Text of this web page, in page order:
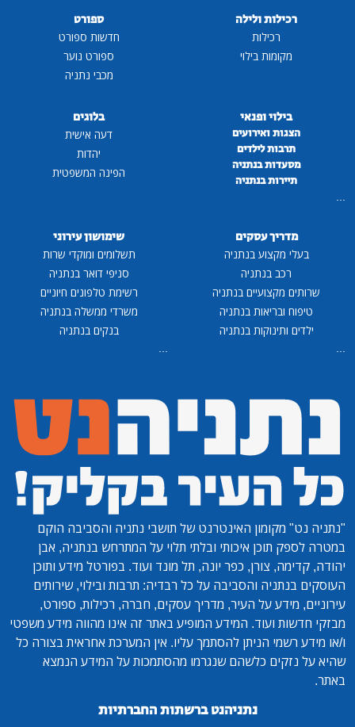
רכילות ולילה
רכילות
מקומות בילוי
ספורט
חדשות ספורט
ספורט נוער
מכבי נתניה
בילוי ופנאי
הצגות ואירועים
תרבות לילדים
מסעדות בנתניה
תיירות בנתניה
בלוגים
דעה אישית
יהדות
הפינה המשפטית
מדריך עסקים
בעלי מקצוע בנתניה
רכב בנתניה
שרותים מקצועיים בנתניה
טיפוח ובריאות בנתניה
ילדים ותינוקות בנתניה
שימושון עירוני
תשלומים ומוקדי שרות
סניפי דואר בנתניה
רשימת טלפונים חיוניים
משרדי ממשלה בנתניה
בנקים בנתניה
"נתניה נט" מקומון האינטרנט של תושבי נתניה והסביבה הוקם
במטרה לספק תוכן איכותי ובלתי תלוי על המתרחש בנתניה, אבן
יהודה, קדימה, צורן, כפר יונה, תל מונד ועוד. בפורטל מידע ותוכן
העוסקים בנתניה והסביבה על כל רבדיה: תרבות ובילוי, שירותים
עירוניים, מידע על העיר, מדריך עסקים, חברה, רכילות, ספורט,
מבזקי חדשות ועוד. המידע המופיע באתר זה אינו מהווה מידע משפטי
ו/או מידע רשמי הניתן להסתמך עליו. אין המערכת אחראית בצורה כל
שהיא על נזקים כלשהם שנגרמו מהסתמכות על המידע הנמצא
באתר.
נתניהנט ברשתות החברתיות